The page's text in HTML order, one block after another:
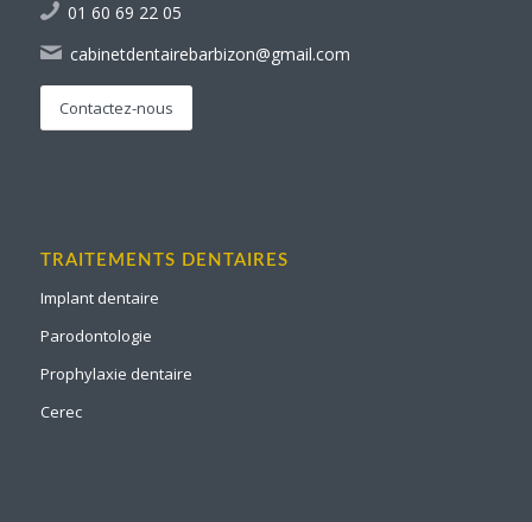
01 60 69 22 05
cabinetdentairebarbizon@gmail.com
Contactez-nous
TRAITEMENTS DENTAIRES
Implant dentaire
Parodontologie
Prophylaxie dentaire
Cerec